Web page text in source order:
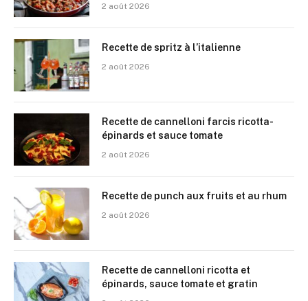
2 août 2026
Recette de spritz à l’italienne
2 août 2026
Recette de cannelloni farcis ricotta-
épinards et sauce tomate
2 août 2026
Recette de punch aux fruits et au rhum
2 août 2026
Recette de cannelloni ricotta et
épinards, sauce tomate et gratin